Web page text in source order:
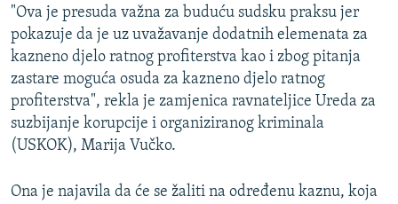
"Ova je presuda važna za buduću sudsku praksu jer
pokazuje da je uz uvažavanje dodatnih elemenata za
kazneno djelo ratnog profiterstva kao i zbog pitanja
zastare moguća osuda za kazneno djelo ratnog
profiterstva", rekla je zamjenica ravnateljice Ureda za
suzbijanje korupcije i organiziranog kriminala
(USKOK), Marija Vučko.
Ona je najavila da će se žaliti na određenu kaznu, koja